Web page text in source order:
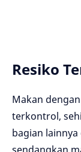
Resiko
Makan
terkontrol,
bagian